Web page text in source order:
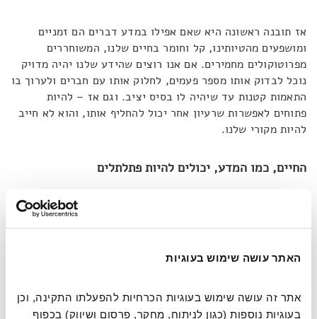
האתר עושה שימוש בעוגיות
אז תובנה ראשונה היא שאם אפילו במדע דברים הם זמניים
ומושפעים מהטיותינו, קל וחומר בחיים שלנו, המשוחררים
מפרוטוקולים מחמירים. אם אנו רוצים שהידע שלנו יהיה מדויק
נוכל לבדוק אותו מספר פעמים, לחלוק אותו עם חברים ולערוך בו
התאמות קטנות עד שיהיה לו בסיס יציב. וגם אז – להיות
פתוחים לאפשרות שרעיון אחר יכול להחליף אותו, והוא לא חייב
להיות מקורי שלנו.
החיים, כמו המדע, יכולים להיות פתלתלים
וזה מוביל אותנו לתובנה הבאה. כדי שכל זה יוכל להתקיים,
במדע ובחיים הפרטיים, פלייט מציב כלל יסוד:"חלק מהתהליך
בהיבט הזה. ההטיות שלנו לא רק גורמות לנו לראות דברים
משכנעות אותנו להאמין שאנו צודקים. בפרט כשאנו פועלים תחת
המטרייה של מדע. אז תחושת הביטחון כפולה ומכופלת. "אנחנו